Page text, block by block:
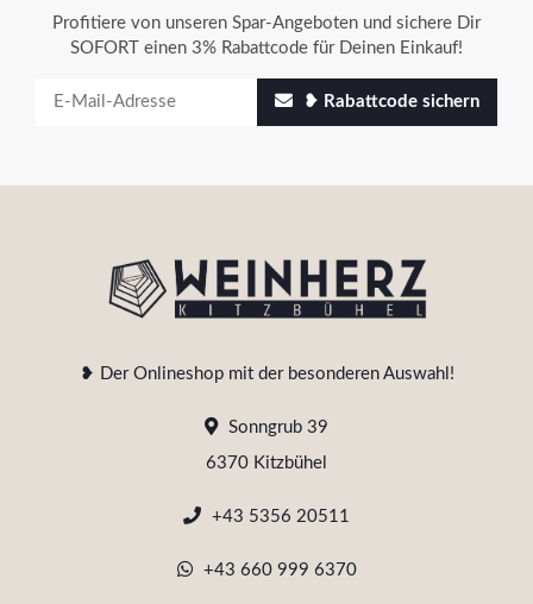
Profitiere von unseren Spar-Angeboten und sichere Dir
SOFORT einen 3% Rabattcode für Deinen Einkauf!
❥ Rabattcode sichern
❥ Der Onlineshop mit der besonderen Auswahl!
Sonngrub 39
6370 Kitzbühel
+43 5356 20511
+43 660 999 6370